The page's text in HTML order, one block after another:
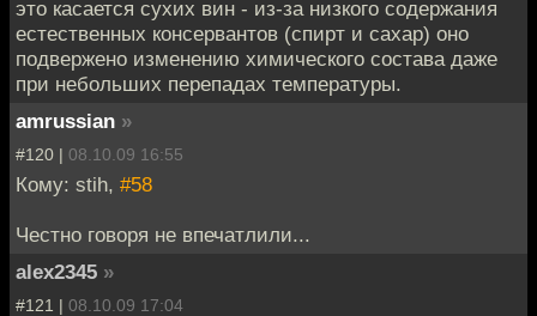
это касается сухих вин - из-за низкого содержания
естественных консервантов (спирт и сахар) оно
подвержено изменению химического состава даже
при небольших перепадах температуры.
amrussian »
#120 | 08.10.09 16:55
Кому: stih, #58
Честно говоря не впечатлили...
alex2345 »
#121 | 08.10.09 17:04